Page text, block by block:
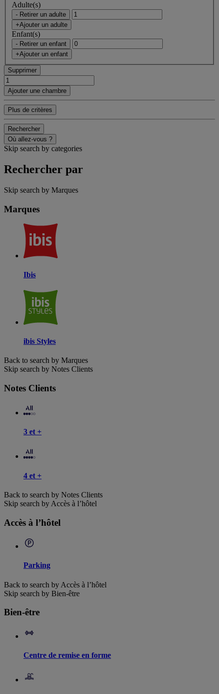
Adulte(s)
- Retirer un adulte
+Ajouter un adulte
Enfant(s)
- Retirer un enfant
+Ajouter un enfant
Supprimer
Ajouter une chambre
Plus de critères
Rechercher
Où allez-vous ?
Skip search by categories
Rechercher par
Skip search by Marques
Marques
Ibis
ibis Styles
Back to search by Marques
Skip search by Notes Clients
Notes Clients
3 et +
4 et +
Back to search by Notes Clients
Skip search by Accès à l’hôtel
Accès à l’hôtel
Parking
Back to search by Accès à l’hôtel
Skip search by Bien-être
Bien-être
Centre de remise en forme